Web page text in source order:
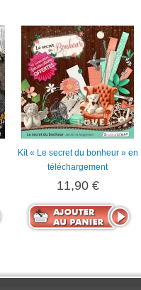
Kit « Le secret du bonheur » en
téléchargement
11,90 €